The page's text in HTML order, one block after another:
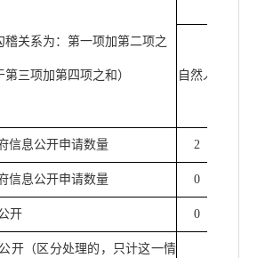
稽关系为：第一项加第二项之
第三项加第四项之和） 自然人
信息公开申请数量 2
信息公开申请数量 0
开 0
公开（区分处理的，只计这一情